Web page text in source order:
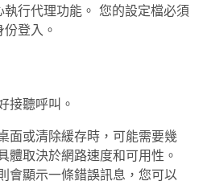
行代理功能。 您的設定檔必須
登入。
接聽呼叫。
面或清除緩存時，可能需要幾
體取決於網路速度和可用性。
會顯示一條錯誤訊息，您可以